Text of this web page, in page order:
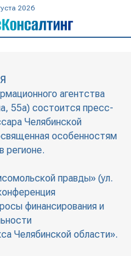
2026
агентства
55а) состоится пресс-
Челябинской
особенностям
регионе.
правды» (ул.
финансирования и
Челябинской области».